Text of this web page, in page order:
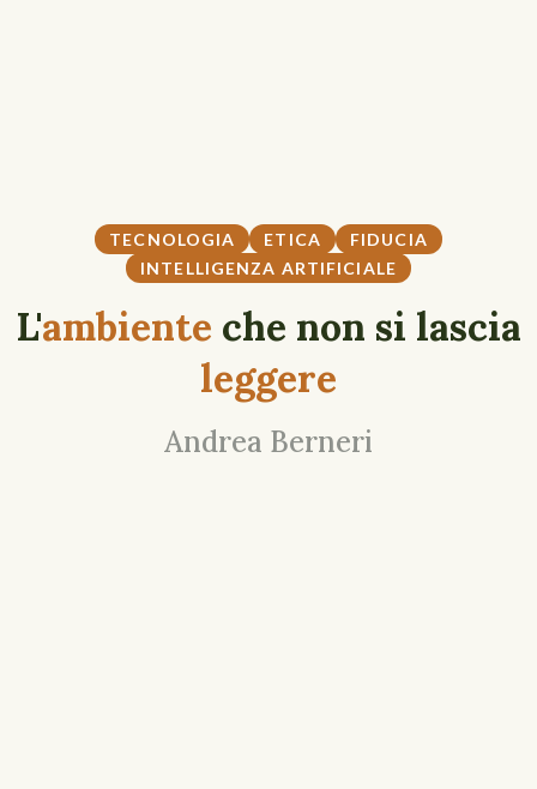
TECNOLOGIA ETICA
FIDUCIA
INTELLIGENZA ARTIFICIALE
L'ambiente che non si lascia
leggere
Andrea Berneri